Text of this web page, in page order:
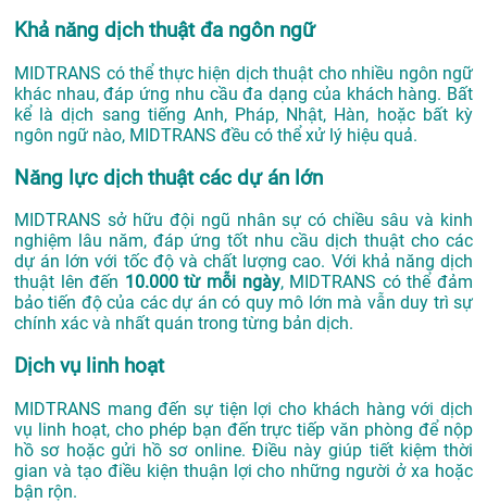
Khả năng dịch thuật đa ngôn ngữ
MIDTRANS có thể thực hiện dịch thuật cho nhiều ngôn ngữ
khác nhau, đáp ứng nhu cầu đa dạng của khách hàng. Bất
kể là dịch sang tiếng Anh, Pháp, Nhật, Hàn, hoặc bất kỳ
ngôn ngữ nào, MIDTRANS đều có thể xử lý hiệu quả.
Năng lực dịch thuật các dự án lớn
MIDTRANS sở hữu đội ngũ nhân sự có chiều sâu và kinh
nghiệm lâu năm, đáp ứng tốt nhu cầu dịch thuật cho các
dự án lớn với tốc độ và chất lượng cao. Với khả năng dịch
thuật lên đến 10.000 từ mỗi ngày, MIDTRANS có thể đảm
bảo tiến độ của các dự án có quy mô lớn mà vẫn duy trì sự
chính xác và nhất quán trong từng bản dịch.
Dịch vụ linh hoạt
MIDTRANS mang đến sự tiện lợi cho khách hàng với dịch
vụ linh hoạt, cho phép bạn đến trực tiếp văn phòng để nộp
hồ sơ hoặc gửi hồ sơ online. Điều này giúp tiết kiệm thời
gian và tạo điều kiện thuận lợi cho những người ở xa hoặc
bận rộn.